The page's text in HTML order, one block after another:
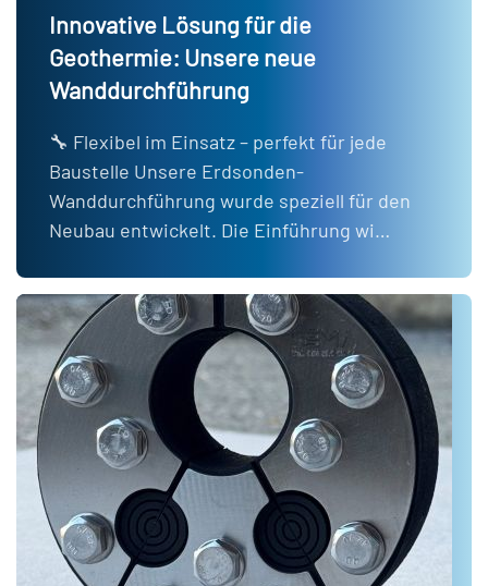
Innovative Lösung für die
Geothermie: Unsere neue
Wanddurchführung
🔧 Flexibel im Einsatz – perfekt für jede
Baustelle Unsere Erdsonden-
Wanddurchführung wurde speziell für den
Neubau entwickelt. Die Einführung wi…